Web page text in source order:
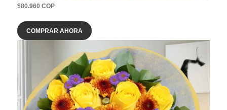
$80.960 COP
COMPRAR AHORA